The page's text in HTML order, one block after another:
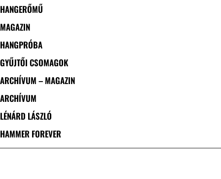
HANGERŐMŰ
MAGAZIN
HANGPRÓBA
GYŰJTŐI CSOMAGOK
ARCHÍVUM – MAGAZIN
ARCHÍVUM
LÉNÁRD LÁSZLÓ
HAMMER FOREVER